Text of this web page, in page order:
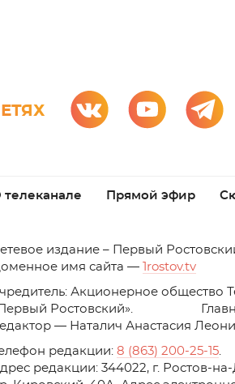
телеканале Прямой эфир
етевое издание – Первый
имя сайта —
1rostov.tv
Акционерное общество
Ростовский».
— Наталич Анастасия
редакции: 8 (863) 200-25-15
редакции: 344022, г. Ростов-